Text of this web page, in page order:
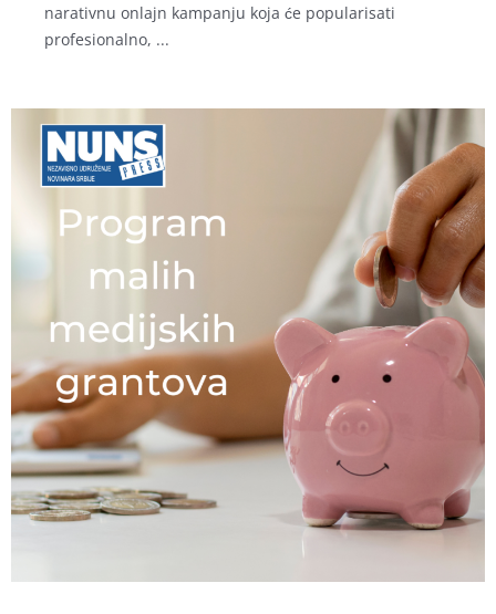
narativnu onlajn kampanju koja će popularisati
profesionalno, ...